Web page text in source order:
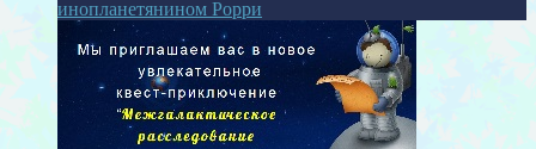
инопланетянином Рорри